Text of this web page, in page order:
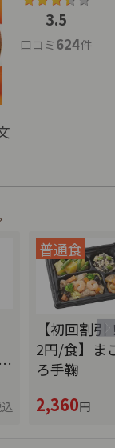
3.5
口コミ624件
【初回割引
2円/食】ま
ろ手鞠
2,360円